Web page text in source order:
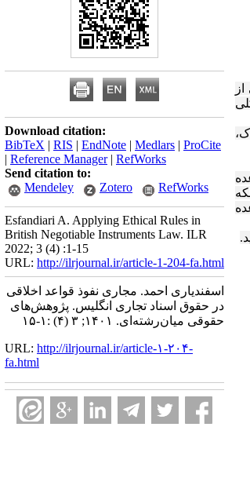
Download citation:
BibTeX | RIS | EndNote | Medlars | ProCite
| Reference Manager| RefWorks
Send citation to:
Mendeley
Zotero RefWorks
Esfandiari A. Applying Ethical Rules in
British Negotiable Instruments Law. ILR
2022; 3 (4) :1-15
URL: http://ilrjournal.ir/article-1-204-fa.html
اسفندیاری احمد. مجاری نفوذ قواعد اخلاقی
در حقوق اسناد تجاری انگلیس. پژوهش‌های
حقوقی میان‌رشته‌ای. ۱۴۰۱; ۳ (۴) :۱-۱۵
URL: http://ilrjournal.ir/article-۱-۲۰۴-
fa.html